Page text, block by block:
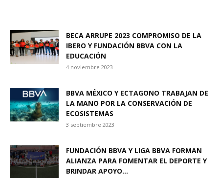
BECA ARRUPE 2023 COMPROMISO DE LA
IBERO Y FUNDACIÓN BBVA CON LA
EDUCACIÓN
4 noviembre 2023
BBVA MÉXICO Y ECTAGONO TRABAJAN DE
LA MANO POR LA CONSERVACIÓN DE
ECOSISTEMAS
3 septiembre 2023
FUNDACIÓN BBVA Y LIGA BBVA FORMAN
ALIANZA PARA FOMENTAR EL DEPORTE Y
BRINDAR APOYO...